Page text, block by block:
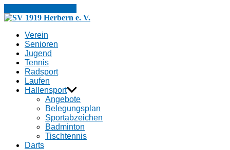
Verein
Senioren
Jugend
Tennis
Radsport
Laufen
Hallensport
Angebote
Belegungsplan
Sportabzeichen
Badminton
Tischtennis
Darts